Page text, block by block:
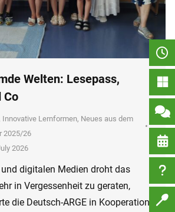
Welten: Lesepass,
Co
Innovative Lernformen, Neues aus dem
2025/26
2026
digitalen Medien droht das
in Vergessenheit zu geraten,
die Deutsch-ARGE in Kooperation